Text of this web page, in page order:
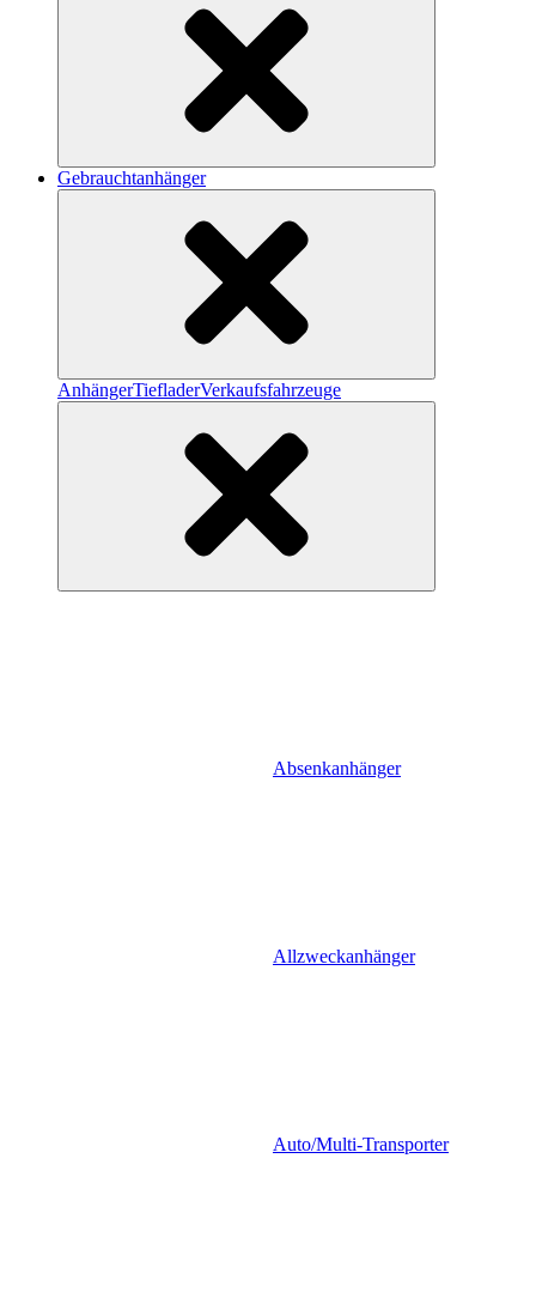
Gebrauchtanhänger
AnhängerTiefladerVerkaufsfahrzeuge
Absenkanhänger
Allzweckanhänger
Auto/Multi-Transporter